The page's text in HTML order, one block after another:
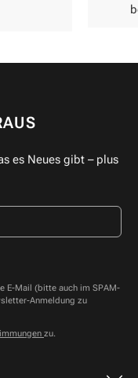
es Neues gibt – plus
E-Mail (bitte auch im SPAM-
Anmeldung zu
zu.